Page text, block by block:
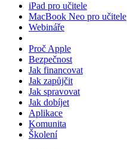
iPad pro učitele
MacBook Neo pro učitele
Webináře
Proč Apple
Bezpečnost
Jak financovat
Jak zapůjčit
Jak spravovat
Jak dobíjet
Aplikace
Komunita
Školení